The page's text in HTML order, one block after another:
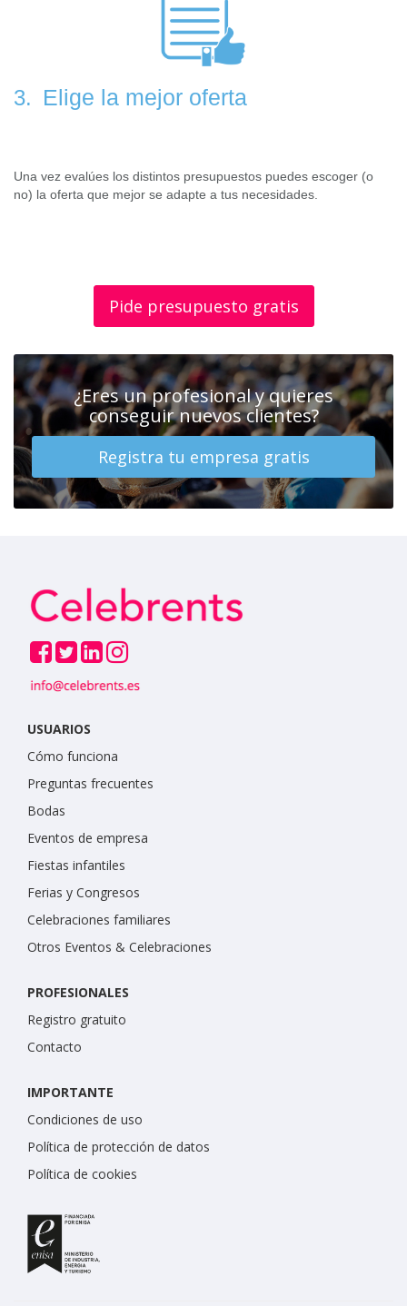
3. Elige la mejor oferta
Una vez evalúes los distintos presupuestos puedes escoger (o
no) la oferta que mejor se adapte a tus necesidades.
Pide presupuesto gratis
¿Eres un profesional y quieres
conseguir nuevos clientes?
Registra tu empresa gratis
USUARIOS
Cómo funciona
Preguntas frecuentes
Bodas
Eventos de empresa
Fiestas infantiles
Ferias y Congresos
Celebraciones familiares
Otros Eventos & Celebraciones
PROFESIONALES
Registro gratuito
Contacto
IMPORTANTE
Condiciones de uso
Política de protección de datos
Política de cookies